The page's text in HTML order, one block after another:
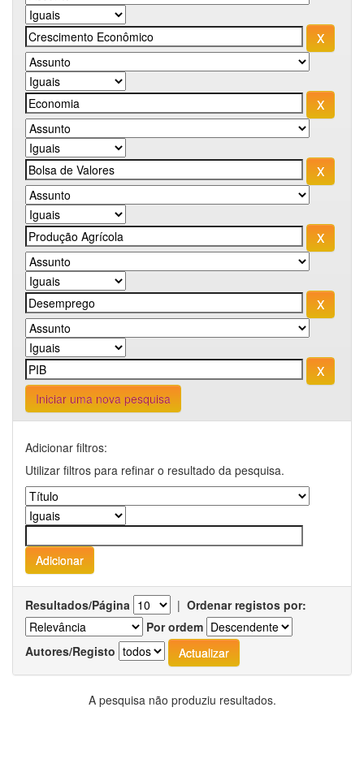
Iniciar uma nova pesquisa
Adicionar filtros:
Utilizar filtros para refinar o resultado da pesquisa.
Resultados/Página | Ordenar registos por:
Por ordem
Autores/Registo
A pesquisa não produziu resultados.